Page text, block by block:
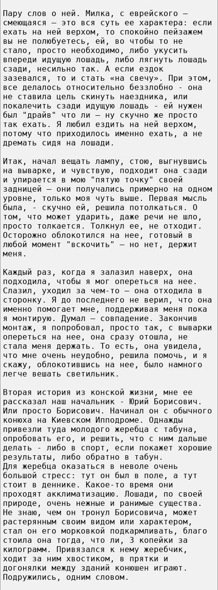
Пару слов о ней. Милка, с еврейского –
смеющаяся – это вся суть ее характера: если
ехать на ней верхом, то спокойно пейзажем
вы не полюбуетесь, ей, во чтобы то не
стало, просто необходимо, либо укусить
впереди идущую лошадь, либо лягнуть лошадь
сзади, несильно так. А если ездок
зазевался, то и стать «на свечу». При этом,
все делалось относительно беззлобно - она
не ставила цель скинуть наездника, или
покалечить сзади идущую лошадь - ей нужен
был "драйв" что ли – ну скучно же просто
так ехать. Я любил ездить на ней верхом,
потому что приходилось именно ехать, а не
дремать сидя на лошади.
Итак, начал вещать лампу, стою, выгнувшись
на выварке, и чувствую, подходит она сзади
и упирается в мою "пятую точку" своей
задницей – они получались примерно на одном
уровне, только моя чуть выше. Первая мысль
была, - скучно ей, решила потолкаться. О
том, что может ударить, даже речи не шло,
просто толкается. Толкнул ее, не отходит.
Осторожно облокотился на нее, готовый в
любой момент "вскочить" – но нет, держит
меня.
Каждый раз, когда я залазил наверх, она
подходила, чтобы я мог опереться на нее.
Слазил, уходил за чем-то – она отходила в
сторонку. Я до последнего не верил, что она
именно помогает мне, поддерживая меня пока
я монтирую. Думал – совпадение. Закончив
монтаж, я попробовал, просто так, с выварки
опереться на нее, она сразу отошла, не
стала меня держать. То есть, она увидела,
что мне очень неудобно, решила помочь, и я
скажу, облокотившись на нее, было намного
легче вешать светильник.
Вторая история из конской жизни, мне ее
рассказал наш начальник - Юрий Борисович.
Или просто Борисович. Начинал он с обычного
конюха на Киевском Ипподроме. Однажды
привезли туда молодого жеребца с табуна,
опробовать его, и решить, что с ним дальше
делать - либо в спорт, если покажет хорошие
результаты, либо обратно в табун.
Для жеребца оказаться в неволе очень
большой стресс: тут он был в поле, а тут
стоит в деннике. Какое-то время они
проходят акклиматизацию. Лошади, по своей
природе, очень нежные и ранимые существа.
Не знаю, чем он тронул Борисовича, может
растерянным своим видом или характером,
стал он его морковкой подкармливать, благо
стоила она тогда, что ли, 3 копейки за
килограмм. Привязался к нему жеребчик,
ходит за ним хвостиком, в прятки и
догонялки между зданий конюшен играют.
Подружились, одним словом.